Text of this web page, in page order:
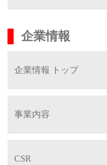
企業情報
企業情報 トップ
事業内容
CSR